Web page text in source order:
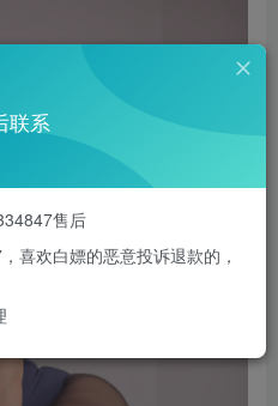
联系
售后
喜欢白嫖的恶意投诉退款的，